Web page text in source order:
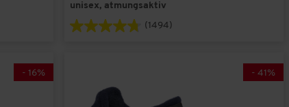
unisex, atmungsaktiv
(1494)
- 16% - 41%